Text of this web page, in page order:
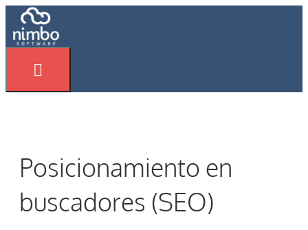
Saltar
al
Posicionamiento en
buscadores (SEO)